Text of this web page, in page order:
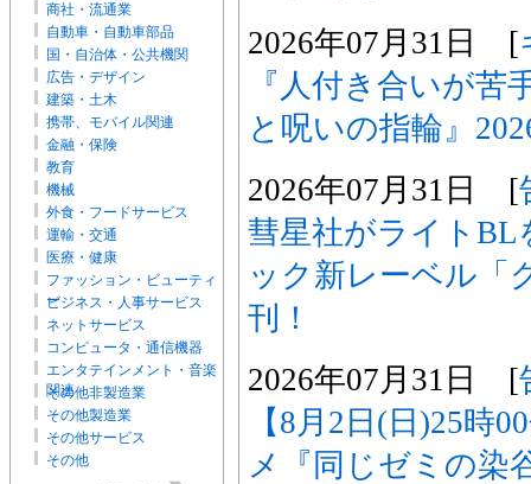
商社・流通業
自動車・自動車部品
国・自治体・公共機関
広告・デザイン
建築・土木
携帯、モバイル関連
金融・保険
教育
機械
外食・フードサービス
運輸・交通
医療・健康
ファッション・ビューティ
ー
ビジネス・人事サービス
ネットサービス
コンピュータ・通信機器
エンタテインメント・音楽
関連
その他非製造業
その他製造業
その他サービス
その他
2026年07月31日 [
『人付き合いが苦
と呪いの指輪』
2026年07月31日 [
彗星社がライトBL
ック新レーベル「
刊！
2026年07月31日 [
【8月2日(日)25時
メ『同じゼミの染